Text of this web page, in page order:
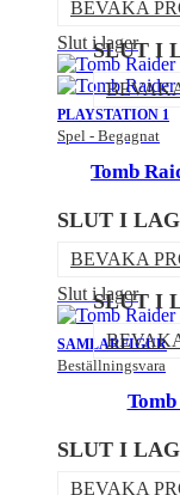
BEVAKA
Slut i lager
PLAYSTATION 1
Spel - Begagnat
SLUT I
Tomb
SLUT I
BEVAKA
Slut i lager
SAMLARFIGUR
Beställningsvara
SLUT I
SLUT I
BEVAKA